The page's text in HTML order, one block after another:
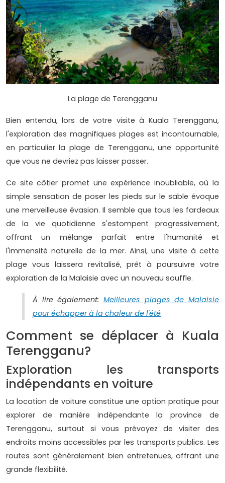
La plage de Terengganu
Bien entendu, lors de votre visite à Kuala Terengganu,
l'exploration des magnifiques plages est incontournable,
en particulier la plage de Terengganu, une opportunité
que vous ne devriez pas laisser passer.
Ce site côtier promet une expérience inoubliable, où la
simple sensation de poser les pieds sur le sable évoque
une merveilleuse évasion. Il semble que tous les fardeaux
de la vie quotidienne s'estompent progressivement,
offrant un mélange parfait entre l'humanité et
l'immensité naturelle de la mer. Ainsi, une visite à cette
plage vous laissera revitalisé, prêt à poursuivre votre
exploration de la Malaisie avec un nouveau souffle.
À lire également: Meilleures plages de Malaisie
pour échapper à la chaleur de l'été
Comment se déplacer à Kuala
Terengganu?
Exploration les transports
indépendants en voiture
La location de voiture constitue une option pratique pour
explorer de manière indépendante la province de
Terengganu, surtout si vous prévoyez de visiter des
endroits moins accessibles par les transports publics. Les
routes sont généralement bien entretenues, offrant une
grande flexibilité.